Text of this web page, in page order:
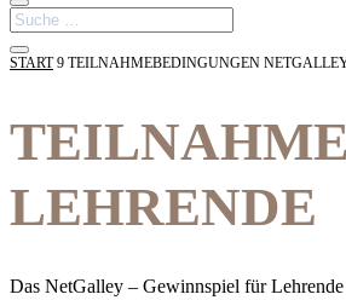
START 9 TEILNAHMEBEDINGUNGEN
LEHRENDE
Das NetGalley – Gewinnspiel für